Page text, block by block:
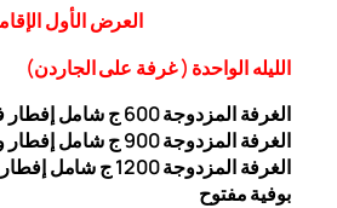
العرضالأول
الليله الواحدة ( غرفة على الجاردن)
الغرفة المزدوجة
600 ج شامل إفطار فقط بوفية مفتوح
الغرفة المزدوجة 900 ج شامل إفطار وعشاء بوفية مفتوح
الغرفة المزدوجة 1200
بوفيةمفتوح